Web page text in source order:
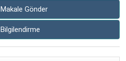
Makale Gönder
Bilgilendirme